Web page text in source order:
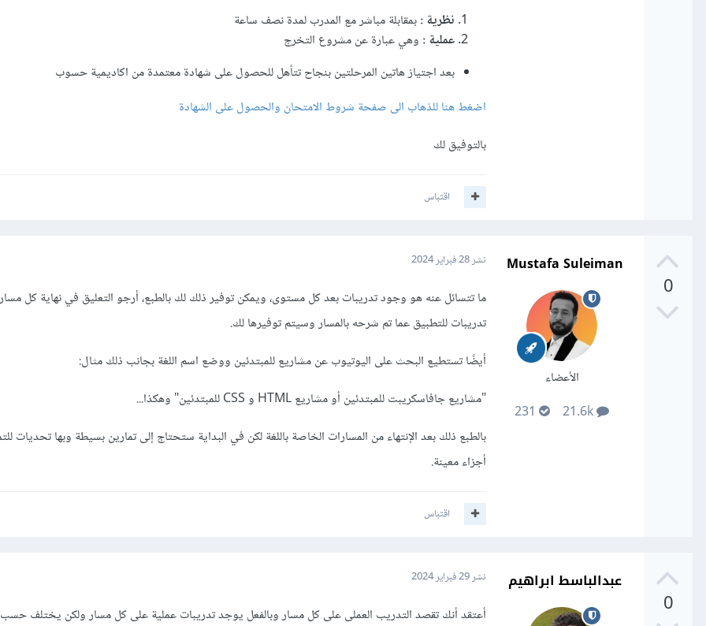
نظرية :بمقابلة مباشر مع المدرب لمدة نصف ساعة
عملية : وهي عبارة عن مشروع التخرج
بعد اجتياز هاتين المرحلتين بنجاح تتأهل للحصول على شهادة معتمدة من اكاديمية حسوب
اضغط هنا للذهاب الى صفحة شروط الامتحان والحصول على الشهادة
بالتوفيق لك
اقتباس
0
Mustafa Suleiman
الأعضاء
نشر28 فبراير 2024
ما تتسائل عنه هو وجود تدريبات بعد كل مستوى، ويمكن توفير ذلك لك بالطبع، أرجو التعليق في نهاية كل
تدريبات للتطبيق عما تم شرحه بالمسار وسيتم توفيرها لك.
أيضًا تستطيع البحث على اليوتيوب عن مشاريع للمبتدئين ووضع اسم اللغة بجانب ذلك مثال:
"مشاريع جافاسكريبت للمبتدئين أو مشاريع HTML و CSS للمبتدئين" وهكذا...
بالطبع ذلك بعد الإنتهاء من المسارات الخاصة باللغة لكن في البداية ستحتاج إلى تمارين بسيطة وبها تحديات
أجزاء معينة.
اقتباس
0
عبدالباسط ابراهيم نشر29 فبراير 2024
أعتقد أنك تقصد التدريب العملى على كل مسار وبالفعل يوجد تدريبات عملية على كل مسار ولكن يختلف حسب